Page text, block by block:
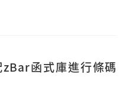
函式庫進行條碼